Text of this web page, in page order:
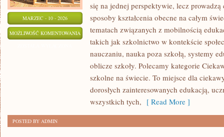
MARZEC - 10 - 2026
MOŻLIWOŚĆ KOMENTOWANIA NAJCIEKAWSZE
SZKOŁY
ŚWIATA
się na jednej perspektywie, lecz
sposoby kształcenia obecne na całym
tematach związanych z mobilnością
takich jak szkolnictwo w kontekście
nauczaniu, nauka poza szkołą, systemy
oblicze szkoły. Polecamy kategorie
szkolne na świecie. To miejsce dla
dorosłych zainteresowanych edukacją,
wszystkich tych, [ Read More ]
POSTED BY ADMIN